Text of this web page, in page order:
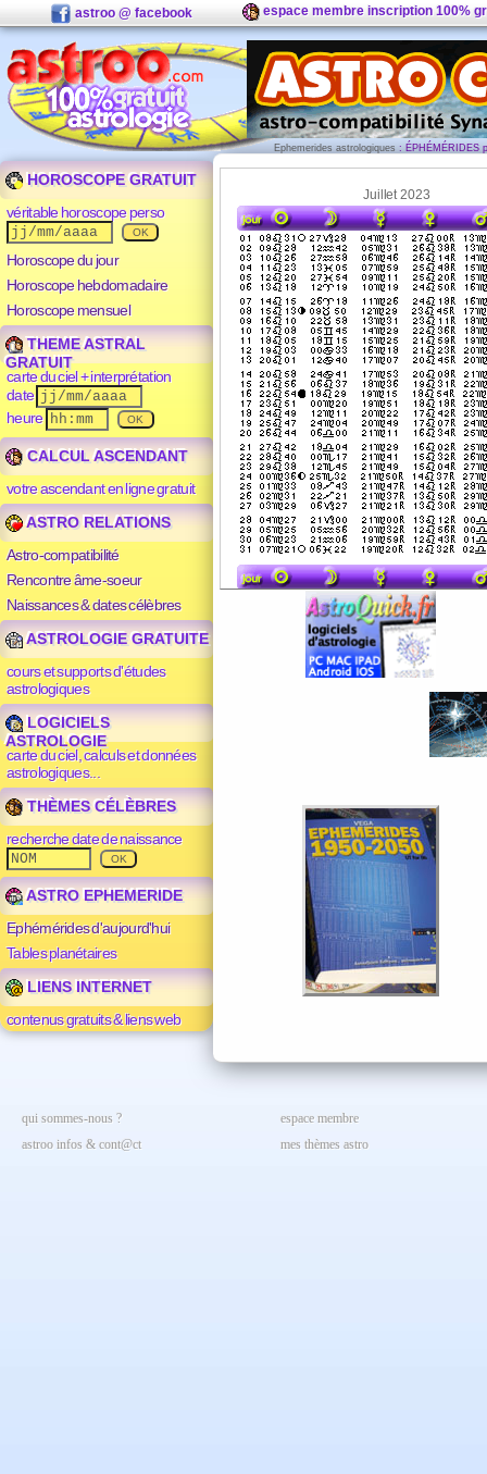
astroo @ facebook espace membre inscription 100%
Ephemerides astrologiques : ÉPHÉMÉRIDES
HOROSCOPE GRATUIT
véritable horoscope perso
Horoscope du jour
Horoscope hebdomadaire
Horoscope mensuel
THEME ASTRAL
GRATUIT
carte du ciel + interprétation
date
heure
CALCUL ASCENDANT
votre ascendant en ligne gratuit
ASTRO RELATIONS
Astro-compatibilité
Rencontre âme-soeur
Naissances & dates célèbres
ASTROLOGIE GRATUITE
cours et supports d'études
astrologiques
LOGICIELS
ASTROLOGIE
carte du ciel, calculs et données
astrologiques...
THÈMES CÉLÈBRES
recherche date de naissance
ASTRO EPHEMERIDE
Ephémérides d'aujourd'hui
Tables planétaires
LIENS INTERNET
contenus gratuits & liens web
Juillet 2023
qui sommes-nous ?
astroo infos & cont@ct
espace membre
mes thèmes astro